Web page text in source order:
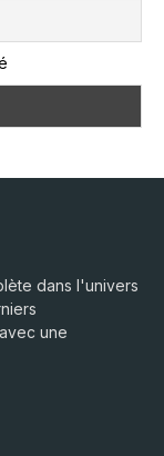
dans l'univers
une